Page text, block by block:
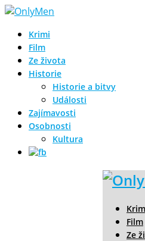
Krimi
Film
Ze života
Historie
Historie a bitvy
Události
Zajímavosti
Osobnosti
Kultura
Film
Ze